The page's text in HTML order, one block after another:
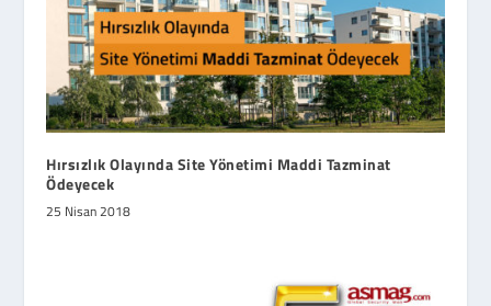
Hırsızlık Olayında Site Yönetimi Maddi Tazminat
Ödeyecek
25 Nisan 2018